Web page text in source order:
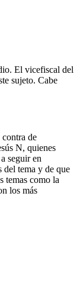
El vicefiscal del
sujeto. Cabe
contra de
N, quienes
seguir en
del tema y de que
temas como la
los más